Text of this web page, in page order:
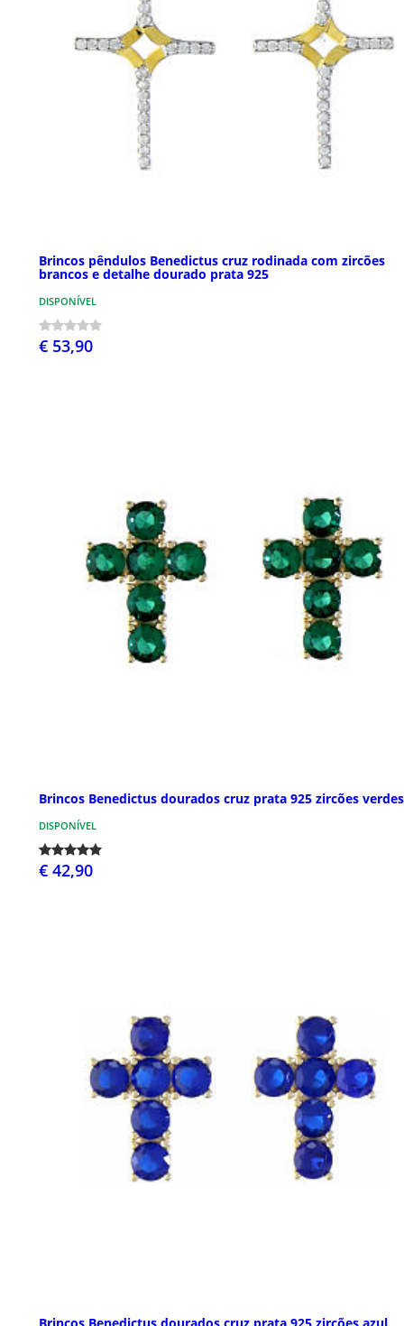
Brincos pêndulos Benedictus cruz rodinada com zircões
brancos e detalhe dourado prata 925
DISPONÍVEL
€ 53,90
Brincos Benedictus dourados cruz prata 925 zircões verdes
DISPONÍVEL
€ 42,90
Brincos Benedictus dourados cruz prata 925 zircões azul